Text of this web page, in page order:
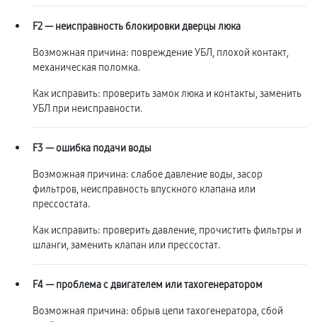
F2 — неисправность блокировки дверцы люка
Возможная причина: повреждение УБЛ, плохой контакт,
механическая поломка.
Как исправить: проверить замок люка и контакты, заменить
УБЛ при неисправности.
F3 — ошибка подачи воды
Возможная причина: слабое давление воды, засор
фильтров, неисправность впускного клапана или
прессостата.
Как исправить: проверить давление, прочистить фильтры и
шланги, заменить клапан или прессостат.
F4 — проблема с двигателем или тахогенератором
Возможная причина: обрыв цепи тахогенератора, сбой